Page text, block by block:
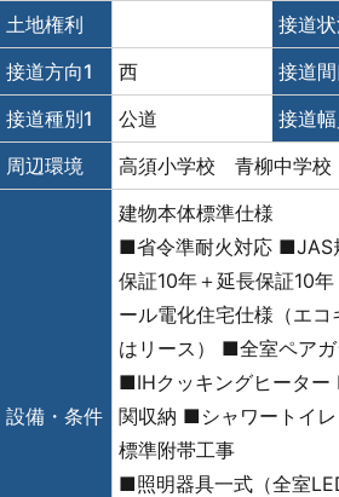
土地権利
接道
接道方向1
西
接道間
接道種別1
公道 接道幅
周辺環境
高須小学校 青柳中学校
設備・条件
建物本体標準仕様
■省令準耐火対応 ■JAS
保証10年＋延長保証10
ール電化住宅仕様（エコ
はリース） ■全室ペア
■IHクッキングヒータ
関収納 ■シャワートイレ
標準附帯工事
■照明器具一式（全室